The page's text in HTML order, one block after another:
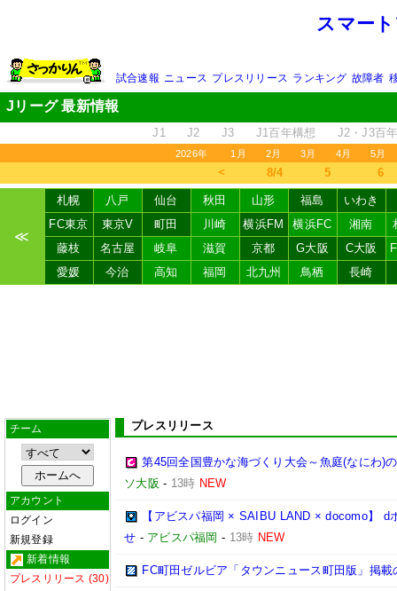
スマー
試合速報 ニュース プレスリリース ランキング 故障者
Jリーグ 最新情報
J1 J2 J3 J1百年構想 J2・J3百
2026年 1月 2月 3月 4月 5月
＜ 8/4 5 6
≪
札幌 八戸 仙台 秋田 山形 福島
いわき
FC東京
東京V 町田 川崎 横浜FM 横浜FC 湘南
藤枝
名古屋 岐阜 滋賀 京都 G大阪 C大阪
愛媛
今治 高知 福岡 北九州 鳥栖 長崎
チーム
アカウント
ログイン
新規登録
新着情報
プレスリリース (30)
プレスリリース
第45回全国豊かな海づくり大会～魚庭(なにわ)
ソ大阪 - 13時 NEW
【アビスパ福岡 × SAIBU LAND × docomo】
せ - アビスパ福岡 - 13時 NEW
FC町田ゼルビア「タウンニュース町田版」掲載